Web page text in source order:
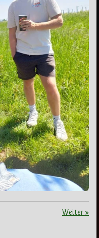
Weiter »